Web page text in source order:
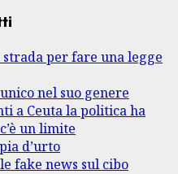
per fare una legge
nel suo genere
a Ceuta la politica ha
un limite
d’urto
fake news sul cibo